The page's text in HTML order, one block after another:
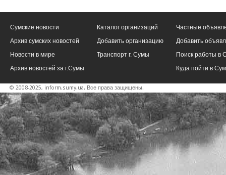
Сумские новости
Архив сумских новостей
Новости в мире
Архив новостей за г.Сумы
Каталог организаций
Добавить организацию
Транспорт г. Сумы
Частные
Добавить
Поиск работы в
Куда пойти в
© 2008-2025, inform.sumy.ua. Все права защищены.